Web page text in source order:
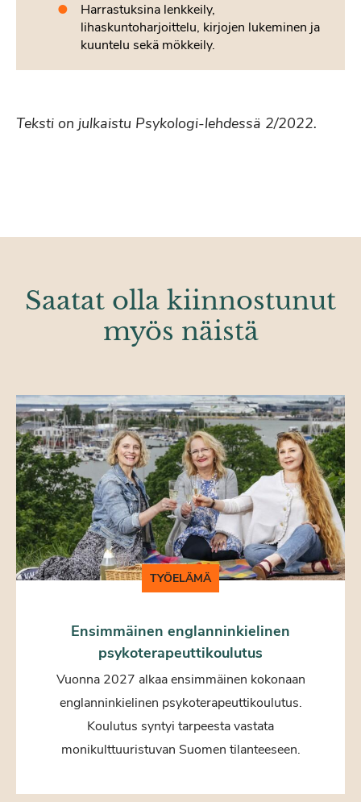
Harrastuksina lenkkeily,
lihaskuntoharjoittelu, kirjojen lukeminen ja
kuuntelu sekä mökkeily.
Teksti on julkaistu Psykologi-lehdessä 2/2022.
Saatat olla kiinnostunut
myös näistä
TYÖELÄMÄ
Ensimmäinen englanninkielinen
psykoterapeuttikoulutus
Vuonna 2027 alkaa ensimmäinen kokonaan
englanninkielinen psykoterapeuttikoulutus.
Koulutus syntyi tarpeesta vastata
monikulttuuristuvan Suomen tilanteeseen.